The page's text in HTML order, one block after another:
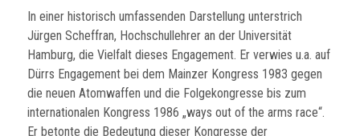
In einer historisch umfassenden Darstellung unterstrich
Jürgen Scheffran, Hochschullehrer an der Universität
Hamburg, die Vielfalt dieses Engagement. Er verwies u.a. auf
Dürrs Engagement bei dem Mainzer Kongress 1983 gegen
die neuen Atomwaffen und die Folgekongresse bis zum
internationalen Kongress 1986 „ways out of the arms race“.
Er betonte die Bedeutung dieser Kongresse der